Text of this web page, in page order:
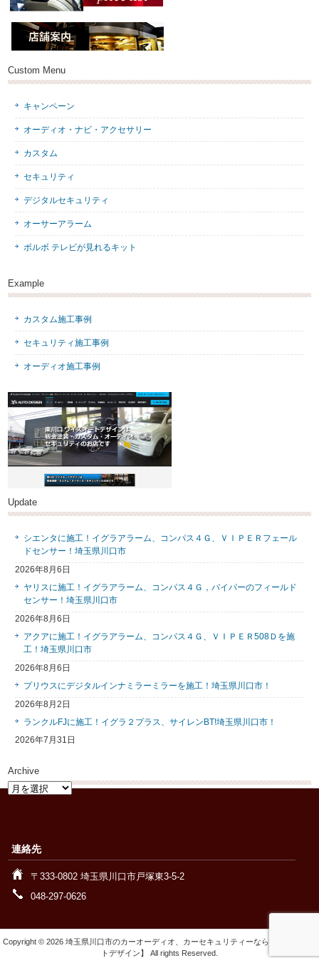
Custom Menu
キャンペーン
オーディオ・ナビ・アクセサリー
カスタム
セキュリティ
デジタルセキュリティ
オーサーアラーム
ボルボ テレビが見れるキット
Example
カスタム施工事例
セキュリティ施工事例
オーディオ施工事例
Update
シエンタに施工！イグラアラーム、コンパス４Ｇ、ＶＩＰＥＲフェール
ドセンサー！埼玉県川口市
2026年8月6日
ヤリスに施工！イグラアラーム、コンパス４Ｇ，バイパーのフィールド
センサー！埼玉県川口市
2026年8月6日
アクアに施工！イグラアラーム、コンパス４Ｇ、ＶＩＰＥＲ508Ｄを施
工！埼玉県川口市
2026年8月6日
プリウスにデジタルインナミラーミラーを施工！埼玉県川口市！
2026年8月2日
ランクルFJに施工！イグラ２プラス、サイレンBT!埼玉県川口市！
2026年7月31日
Archive
Archive
連絡先
〒333-0802 埼玉県川口市戸塚東3-5-2
048-297-0626
Copyright © 2026 埼玉県川口市のカーオーディオ、カーセキュリティーなら【ワイズオー
トデザイン】 All rights Reserved.